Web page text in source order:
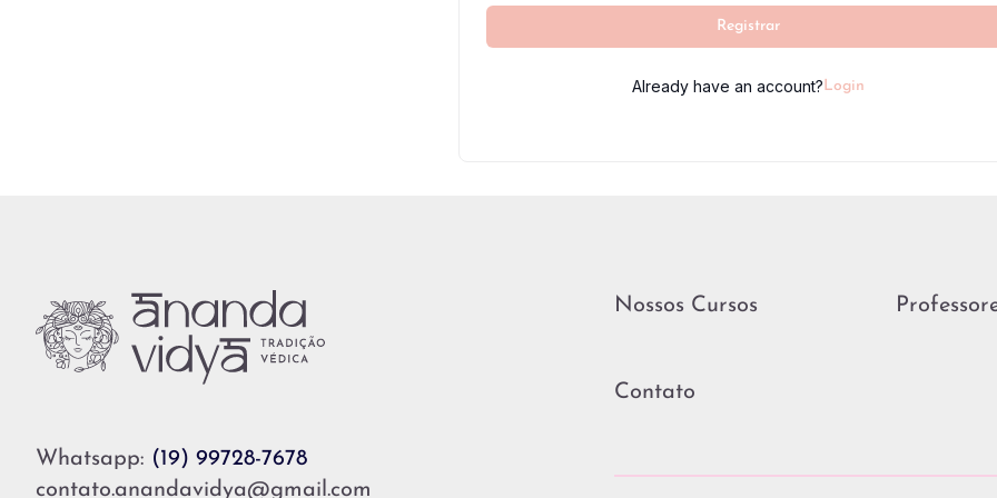
Registrar
Already have an account?Login
Whatsapp: (19) 99728-7678
contato.anandavidya@gmail.com
Nossos Cursos
Contato